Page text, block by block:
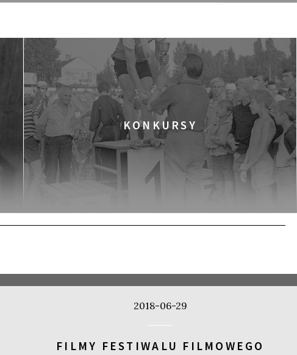
KUP BILET
KUP BILET
KONKURSY
2018-06-29
FILMY FESTIWALU FILMOWEGO